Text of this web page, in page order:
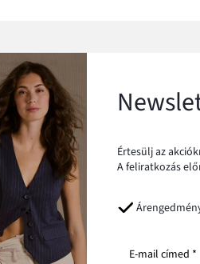
Értesülj az
A feliratkozás
E-mail címed *